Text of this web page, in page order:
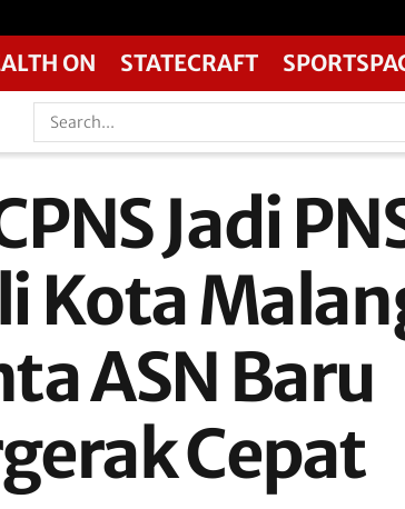
ON STATECRAFT
Jadi
Kota
ASN Baru
Cepat